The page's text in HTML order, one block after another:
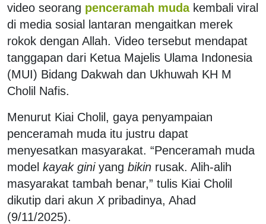
video seorang penceramah muda kembali viral
di media sosial lantaran mengaitkan merek
rokok dengan Allah. Video tersebut mendapat
tanggapan dari Ketua Majelis Ulama Indonesia
(MUI) Bidang Dakwah dan Ukhuwah KH M
Cholil Nafis.
Menurut Kiai Cholil, gaya penyampaian
penceramah muda itu justru dapat
menyesatkan masyarakat. “Penceramah muda
model kayak giniyang bikin rusak. Alih-alih
masyarakat tambah benar,” tulis Kiai Cholil
dikutip dari akun Xpribadinya, Ahad
(9/11/2025).